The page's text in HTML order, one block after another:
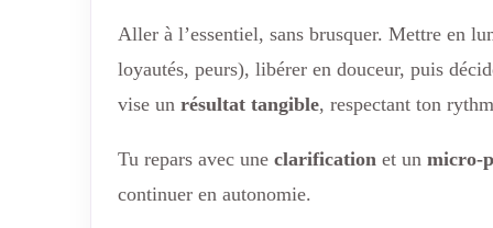
Aller à l’essentiel, sans brusquer. Mettre en
loyautés, peurs), libérer en douceur, puis
vise un résultat tangible, respectant ton
Tu repars avec une clarification et un micro-
continuer en autonomie.